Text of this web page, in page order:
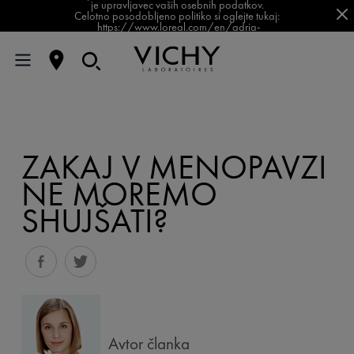
je upravljavec vaših osebnih podatkov.
Celotno posodobljeno politiko si oglejte tukaj:
https://www.loreal.com/en/adria-
ZAKAJ V MENOPAVZI
NE MOREMO
SHUJŠATI?
Avtor članka